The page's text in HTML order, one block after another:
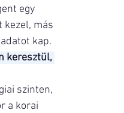
egy
kezel, más
kap.
keresztül,
szinten,
a korai